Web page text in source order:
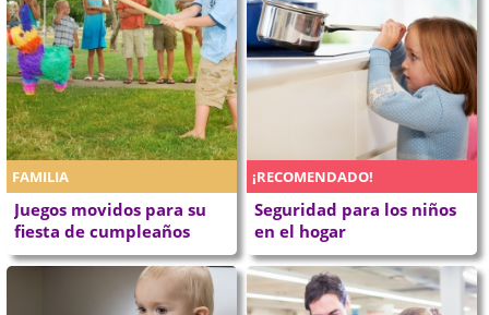
FAMILIA
Juegos movidos para su
fiesta de cumpleaños
¡RECOMENDADO!
Seguridad para los niños
en el hogar